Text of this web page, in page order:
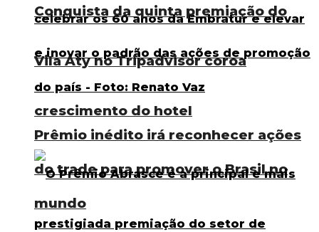
Prêmio inédito irá reconhecer ações
do trade para promover o Brasil no
mundo
Conquista da quinta premiação do
Vila Aty no Tripadvisor coroa
crescimento do hotel